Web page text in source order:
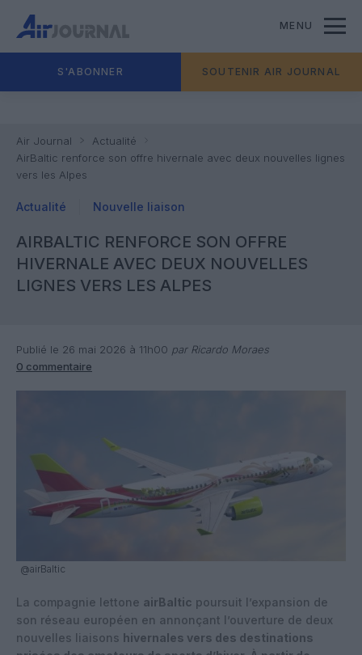
MENU
S'ABONNER SOUTENIR AIR JOURNAL
Air Journal
Actualité
AirBaltic renforce son offre hivernale avec deux nouvelles lignes
vers les Alpes
Actualité Nouvelle liaison
AIRBALTIC RENFORCE SON OFFRE
HIVERNALE AVEC DEUX NOUVELLES
LIGNES VERS LES ALPES
Publié le 26 mai 2026 à 11h00 par Ricardo Moraes
0 commentaire
@airBaltic
La compagnie lettone airBaltic poursuit l’expansion de
son réseau européen en annonçant l’ouverture de deux
nouvelles liaisons hivernales vers des destinations